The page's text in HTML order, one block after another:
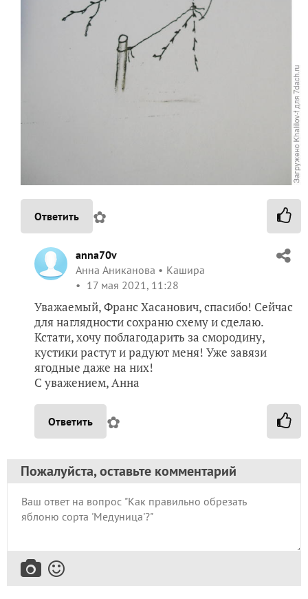
Ответить ✿
anna70v
Анна Аниканова
Кашира
17 мая 2021, 11:28
Уважаемый, Франс Хасанович, спасибо! Сейчас
для наглядности сохраню схему и сделаю.
Кстати, хочу поблагодарить за смородину,
кустики растут и радуют меня! Уже завязи
ягодные даже на них!
С уважением, Анна
Ответить ✿
Пожалуйста, оставьте комментарий